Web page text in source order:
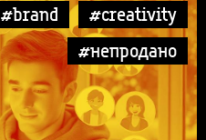
#brand
#creativity
#непродано